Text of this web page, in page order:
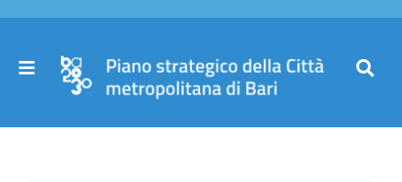
Salta
contenuto
Toggle